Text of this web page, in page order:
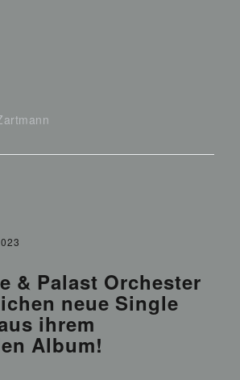
& Palast Orchester
neue Single
ihrem
Album!